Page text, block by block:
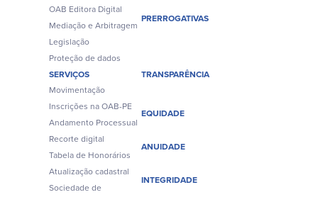
OAB Editora Digital
Mediação e Arbitragem
Legislação
Proteção de dados
PRERROGATIVAS
SERVIÇOS
Movimentação
Inscrições na OAB-PE
Andamento Processual
Recorte digital
Tabela de Honorários
Atualização cadastral
Sociedade de
TRANSPARÊNCIA
EQUIDADE
ANUIDADE
INTEGRIDADE